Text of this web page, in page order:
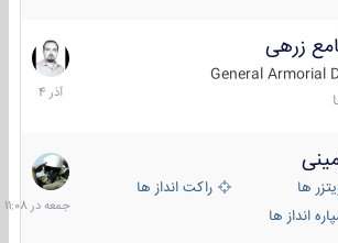
زرهی
General
7
آذر
1404
ها
راکت انداز ها
انداز ها
جمعه
در
11:08